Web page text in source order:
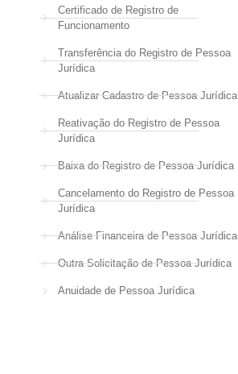
Certificado de Registro de
Funcionamento
Transferência do Registro de Pessoa
Jurídica
Atualizar Cadastro de Pessoa Jurídica
Reativação do Registro de Pessoa
Jurídica
Baixa do Registro de Pessoa Jurídica
Cancelamento do Registro de Pessoa
Jurídica
Análise Financeira de Pessoa Jurídica
Outra Solicitação de Pessoa Jurídica
Anuidade de Pessoa Jurídica